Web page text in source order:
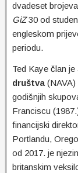
dvadeset
GiZ30 od
engleskom
periodu.
Ted Kaye član je
društva
godišnjih
Franciscu
financijski
Portlandu,
od 2017. je
britanskim